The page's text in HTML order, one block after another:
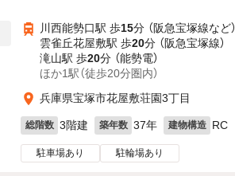
川西能勢口駅 歩15分 （阪急宝塚線など）
雲雀丘花屋敷駅 歩20分 （阪急宝塚線）
滝山駅 歩20分 （能勢電）
ほか1駅（徒歩20分圏内）
兵庫県宝塚市花屋敷荘園3丁目
総階数 3階建 築年数 37年 建物構造 RC
駐車場あり 駐輪場あり